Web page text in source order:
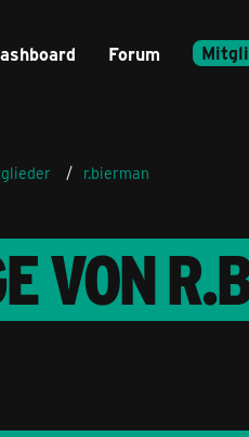
Forum
r.bierman
VON